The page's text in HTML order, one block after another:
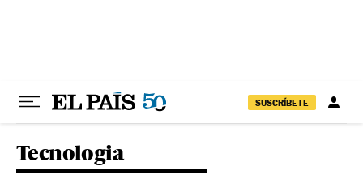
SUSCRÍBETE
Tecnologia